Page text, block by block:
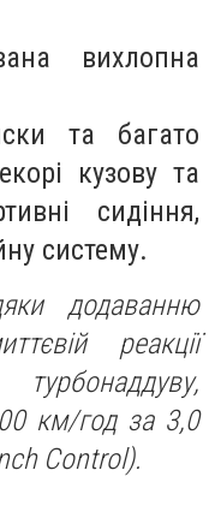
вихлопна
та багато
кузову та
сидіння,
систему.
додаванню
реакції
км/год за 3,0
Control).